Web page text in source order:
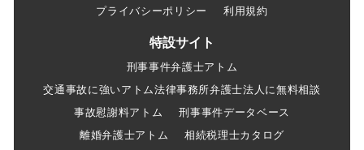
プライバシーポリシー 利用規約
特設サイト
刑事事件弁護士アトム
交通事故に強いアトム法律事務所弁護士法人に無料相談
事故慰謝料アトム
刑事事件データベース
離婚弁護士アトム
相続税理士カタログ